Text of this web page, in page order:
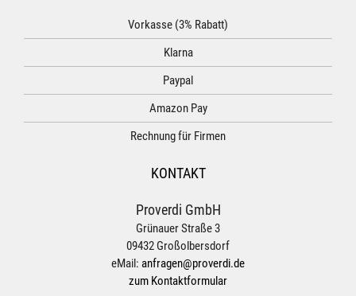
Vorkasse (3% Rabatt)
Klarna
Paypal
Amazon Pay
Rechnung für Firmen
KONTAKT
Proverdi GmbH
Grünauer Straße 3
09432 Großolbersdorf
eMail: anfragen@proverdi.de
zum Kontaktformular